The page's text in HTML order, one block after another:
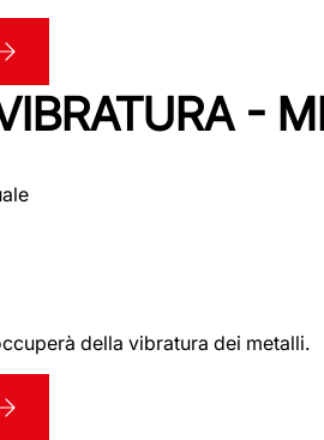
-
della vibratura dei metalli.